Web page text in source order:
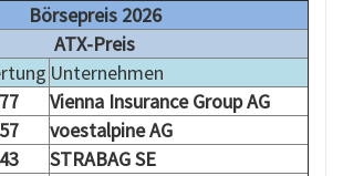
Börsepreis 2026
ATX-Preis
Unternehmen
Vienna Insurance Group AG
voestalpine AG
STRABAG SE